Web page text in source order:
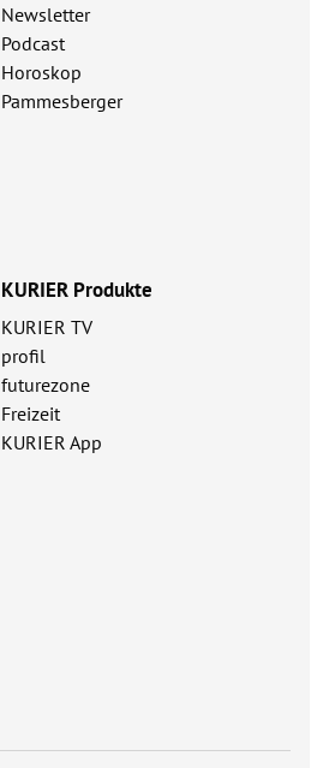
Newsletter
Podcast
Horoskop
Pammesberger
KURIER Produkte
KURIER TV
profil
futurezone
Freizeit
KURIER App